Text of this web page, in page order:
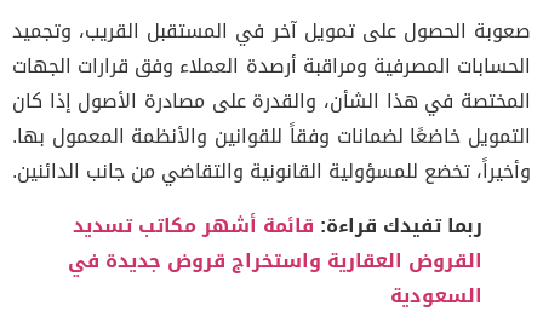
صعوبة الحصول على تمويل آخر في المستقبل القريب، وتجميد
الحسابات المصرفية ومراقبة أرصدة العملاء وفق قرارات الجهات
المختصة في هذا الشأن، والقدرة على مصادرة الأصول إذا كان
التمويل خاضعًا لضمانات وفقاً للقوانين والأنظمة المعمول بها.
وأخيراً، تخضع للمسؤولية القانونية والتقاضي من جانب الدائنين.
ربما تفيدك قراءة: قائمة أشهر مكاتب تسديد
القروض العقارية واستخراج قروض جديدة في
السعودية